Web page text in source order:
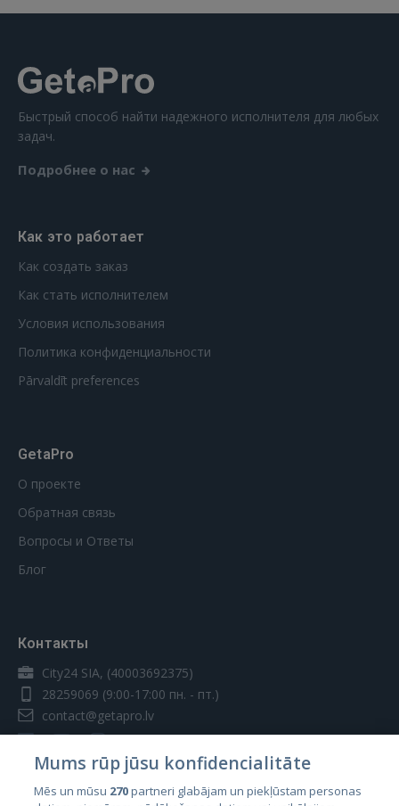
Быстрый способ найти надежного исполнителя для любых
задач.
Подробнее о нас
Как это работает
Как создать заказ
Как стать исполнителем
Условия использования
Политика конфиденциальности
Pārvaldīt preferences
GetaPro
О проекте
Обратная связь
Вопросы и Ответы
Блог
Контакты
City24 SIA, (40003692375)
28259069 (9:00-17:00 пн. - пт.)
contact@getapro.lv
Mums rūp jūsu konfidencialitāte
Mēs un mūsu 270partneri glabājam un piekļūstam personas